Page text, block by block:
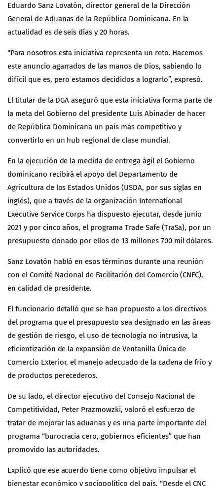
Eduardo Sanz Lovatón, director general de la Dirección
General de Aduanas de la República Dominicana. En la
actualidad es de seis días y 20 horas.
“Para nosotros esta iniciativa representa un reto. Hacemos
este anuncio agarrados de las manos de Dios, sabiendo lo
difícil que es, pero estamos decididos a lograrlo”, expresó.
El titular de la DGA aseguró que esta iniciativa forma parte de
la meta del Gobierno del presidente Luis Abinader de hacer
de República Dominicana un país más competitivo y
convertirlo en un hub regional de clase mundial.
En la ejecución de la medida de entrega ágil el Gobierno
dominicano recibirá el apoyo del Departamento de
Agricultura de los Estados Unidos (USDA, por sus siglas en
inglés), que a través de la organización International
Executive Service Corps ha dispuesto ejecutar, desde junio
2021 y por cinco años, el programa Trade Safe (TraSa), por un
presupuesto donado por ellos de 13 millones 700 mil dólares.
Sanz Lovatón habló en esos términos durante una reunión
con el Comité Nacional de Facilitación del Comercio (CNFC),
en calidad de presidente.
El funcionario detalló que se han propuesto a los directivos
del programa que el presupuesto sea designado en las áreas
de gestión de riesgo, el uso de tecnología no intrusiva, la
eficientización de la expansión de Ventanilla Única de
Comercio Exterior, el manejo adecuado de la cadena de frío y
de productos perecederos.
De su lado, el director ejecutivo del Consejo Nacional de
Competitividad, Peter Prazmowzki, valoró el esfuerzo de
tratar de mejorar las aduanas y es una parte importante del
programa “burocracia cero, gobiernos eficientes” que han
promovido las autoridades.
Explicó que ese acuerdo tiene como objetivo impulsar el
bienestar económico y sociopolítico del país. “Desde el CNC